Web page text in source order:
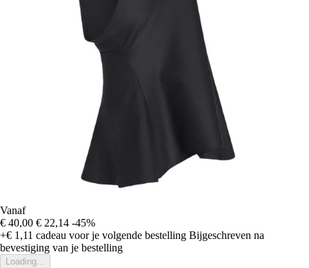
Vanaf
€ 40,00 € 22,14 -45%
+€ 1,11 cadeau voor je volgende bestelling Bijgeschreven na
bevestiging van je bestelling
Loading...